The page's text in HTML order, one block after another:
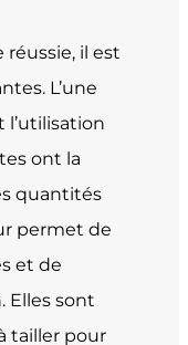
il est
L’une
l’utilisation
ont la
quantités
permet de
et de
Elles sont
tailler pour